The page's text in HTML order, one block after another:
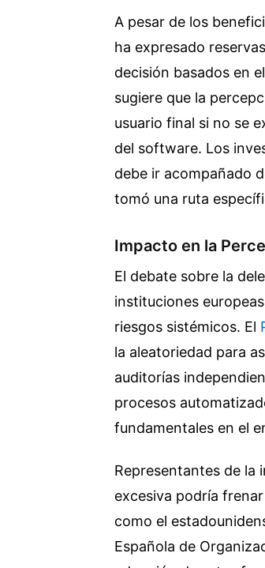
A pesar de los
ha expresado
decisión basados en
sugiere que la
usuario final si no se
del software. Los
debe ir acompañado
tomó una ruta
Impacto en la
El debate sobre la
instituciones
riesgos sistémicos. El
la aleatoriedad para
auditorías
procesos
fundamentales en el
Representantes de la
excesiva podría
como el
Española de